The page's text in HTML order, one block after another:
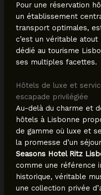
Pour une réservation
un établissement
transport optimales,
c’est un véritable
dédié au tourisme
ses multiples facettes.
Hôtels de luxe et
escapade privilégiée
Au-delà du charme et
hôtels à Lisbonne
de gamme où luxe et
la promesse d’un
Seasons Hotel Ritz
comme une référence
historique, véritable
une collection privée